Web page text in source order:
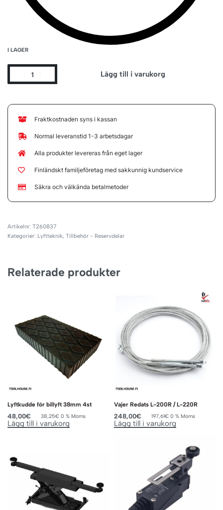
I LAGER
Lägg till i varukorg
Fraktkostnaden syns i kassan
Normal leveranstid 1-3 arbetsdagar
Alla produkter levereras från eget lager
Finländskt familjeföretag med sakkunnig kundservice
Säkra och välkända betalmetoder
T260837
Kategorier: Lyftteknik, Tillbehör - Reservdelar
Relaterade produkter
Lyftkudde för billyft 38mm 4st
48,00€ 38,25€ 0 % Moms
Lägg till i varukorg
Vajer Redats L-200R / L-220R
248,00€ 197,61€ 0 % Moms
Lägg till i varukorg